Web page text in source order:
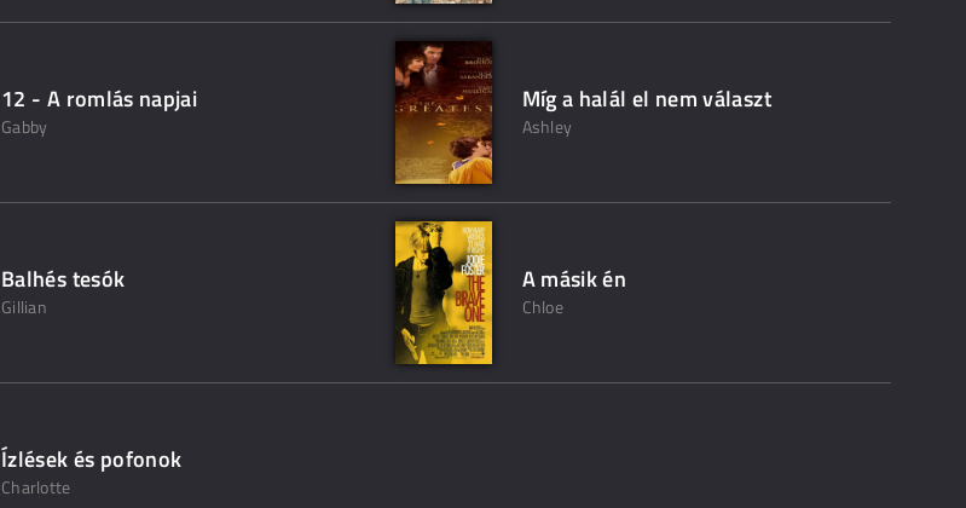
12 - A romlás napjai
Gabby
Míg a halál el nem választ
Ashley
Balhés tesók
Gillian
A másik én
Chloe
Ízlések és pofonok
Charlotte